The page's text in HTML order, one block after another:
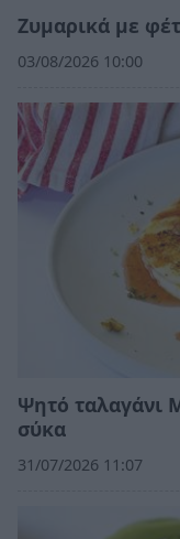
Ζυμαρικά με
03/08/2026 10:00
Ψητό ταλαγάνι
σύκα
31/07/2026 11:07